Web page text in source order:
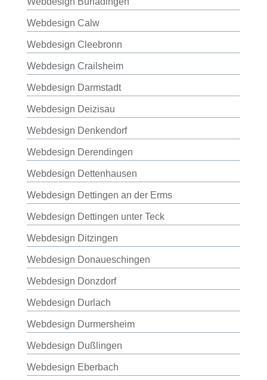
Webdesign Calw
Webdesign Cleebronn
Webdesign Crailsheim
Webdesign Darmstadt
Webdesign Deizisau
Webdesign Denkendorf
Webdesign Derendingen
Webdesign Dettenhausen
Webdesign Dettingen an der Erms
Webdesign Dettingen unter Teck
Webdesign Ditzingen
Webdesign Donaueschingen
Webdesign Donzdorf
Webdesign Durlach
Webdesign Durmersheim
Webdesign Dußlingen
Webdesign Eberbach